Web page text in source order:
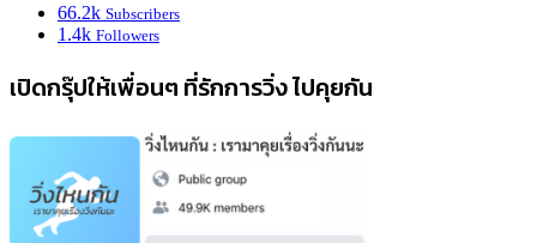
66.2k Subscribers
1.4k Followers
เปิดกรุ๊ปให้เพื่อนๆ ที่รักการวิ่ง ไปคุยกัน